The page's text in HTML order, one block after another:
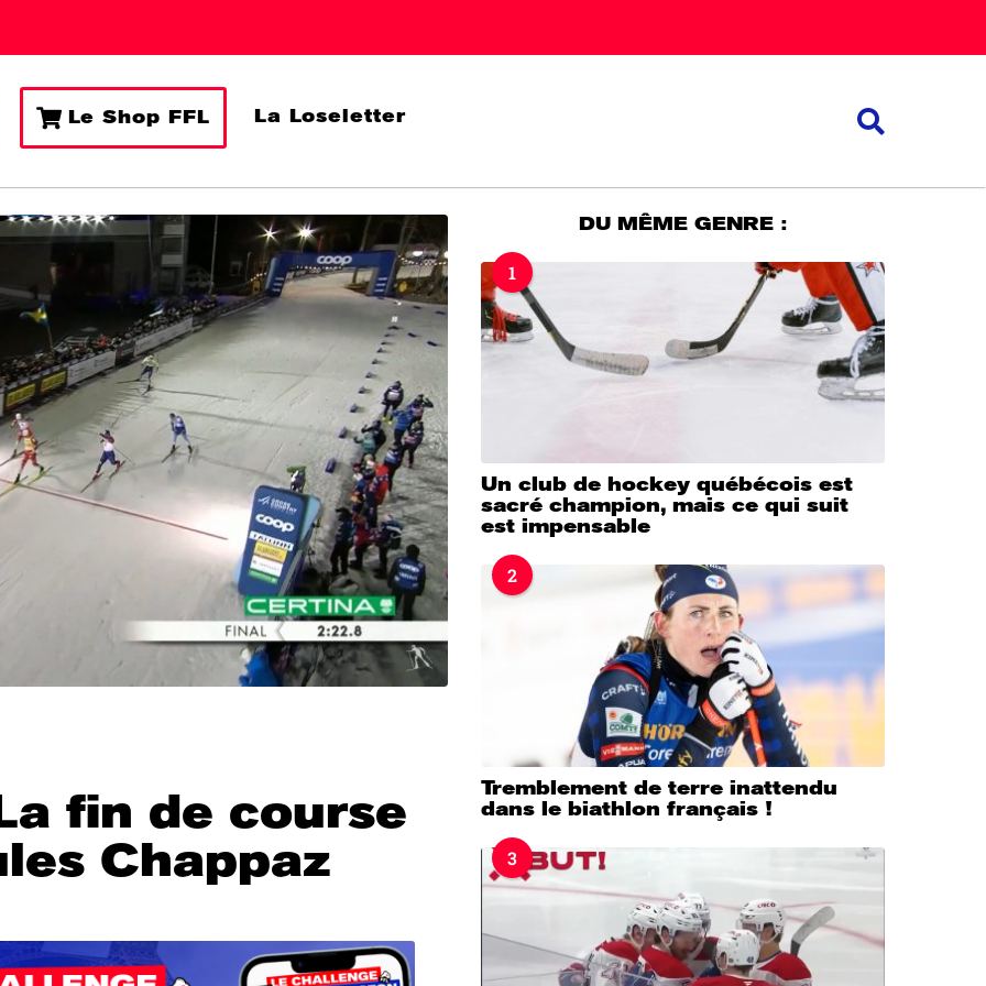
Le Shop FFL La Loseletter
fin de course
Chappaz
DU MÊME GENRE :
1
Un club de hockey québécois est
sacré champion, mais ce qui suit
est impensable
2
Tremblement de terre inattendu
dans le biathlon français !
3